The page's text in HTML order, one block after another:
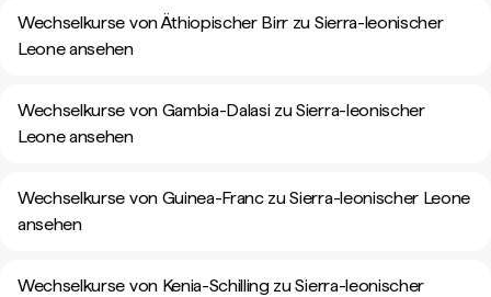
Wechselkurse von Äthiopischer Birr zu Sierra-leonischer
Leone ansehen
Wechselkurse von Gambia-Dalasi zu Sierra-leonischer
Leone ansehen
Wechselkurse von Guinea-Franc zu Sierra-leonischer Leone
ansehen
Wechselkurse von Kenia-Schilling zu Sierra-leonischer